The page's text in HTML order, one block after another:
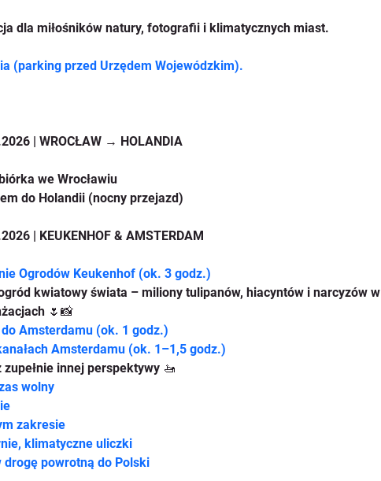
dla miłośników natury, fotografii i klimatycznych miast.
(parking przed Urzędem Wojewódzkim).
| WROCŁAW → HOLANDIA
we Wrocławiu
do Holandii (nocny przejazd)
| KEUKENHOF & AMSTERDAM
Ogrodów Keukenhof (ok. 3 godz.)
ogród kwiatowy świata – miliony tulipanów, hiacyntów i narcyzów w
🌷📸
do Amsterdamu (ok. 1 godz.)
Amsterdamu (ok. 1–1,5 godz.)
z zupełnie innej perspektywy 🚤
wolny
zakresie
klimatyczne uliczki
drogę powrotną do Polski